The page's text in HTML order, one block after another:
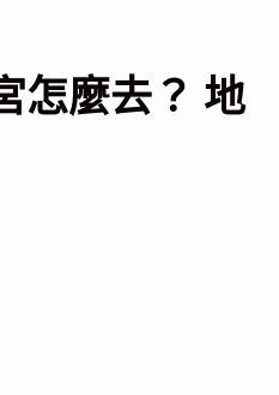
怎麼去？ 地